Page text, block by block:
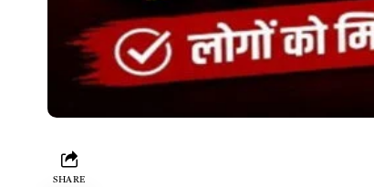
SHARE